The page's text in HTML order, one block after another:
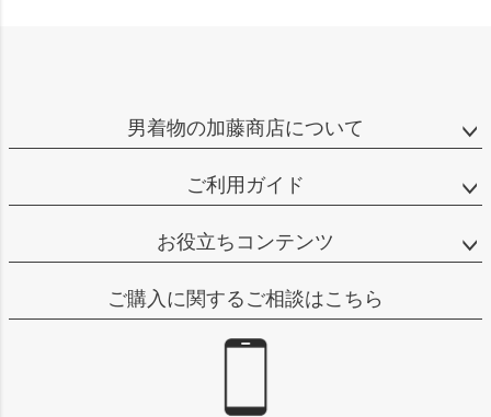
男着物の加藤商店について
ご利用ガイド
お役立ちコンテンツ
ご購入に関するご相談はこちら